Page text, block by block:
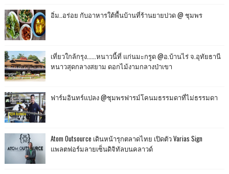
อิ่ม..อร่อย กับอาหารใต้พื้นบ้านที่ร้านยายปวด @ ชุมพร
เที่ยวใกล้กรุง......หนาวนี้ที่ แก่นมะกรูด @อ.บ้านไร่ จ.อุทัยธานี
หนาวสุดกลางสยาม ดอกไม้งามกลางป่าเขา
ฟาร์มอินทร์แปลง @ชุมพรฟารม์โคนมธรรมดาที่ไม่ธรรมดา
Atom Outsource เดินหน้ารุกตลาดไทย เปิดตัว Varias Sign
แพลตฟอร์มลายเซ็นดิจิทัลบนคลาวด์